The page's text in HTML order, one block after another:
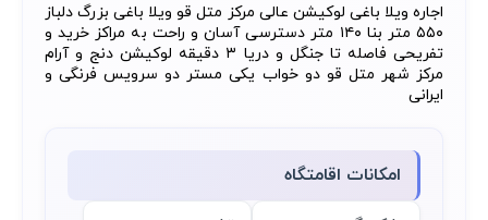
اجاره ویلا باغی لوکیشن عالی مرکز متل قو ویلا باغی بزرگ دلباز
۵۵۰ متر بنا ۱۴۰ متر دسترسی آسان و راحت به مراکز خرید و
تفریحی فاصله تا جنگل و دریا ۳ دقیقه لوکیشن دنج و آرام
مرکز شهر متل قو دو خواب یکی مستر دو سرویس فرنگی و
ایرانی
امکانات اقامتگاه